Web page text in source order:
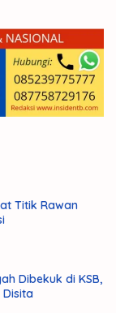
Titik Rawan
Dibekuk di KSB,
Disita